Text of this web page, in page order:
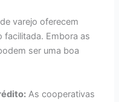
varejo oferecem
Embora as
ser uma boa
As cooperativas